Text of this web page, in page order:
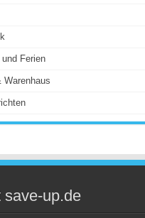
Ferien
Warenhaus
save-up.de